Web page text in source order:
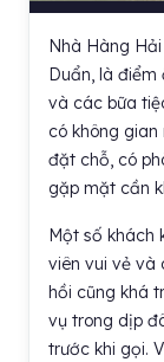
Nhà Hàng
Duẩn, là điểm
và các bữa
có không gian
đặt chỗ, có
gặp mặt cần
Một số khách
viên vui vẻ và
hồi cũng khá
vụ trong dịp
trước khi gọi.